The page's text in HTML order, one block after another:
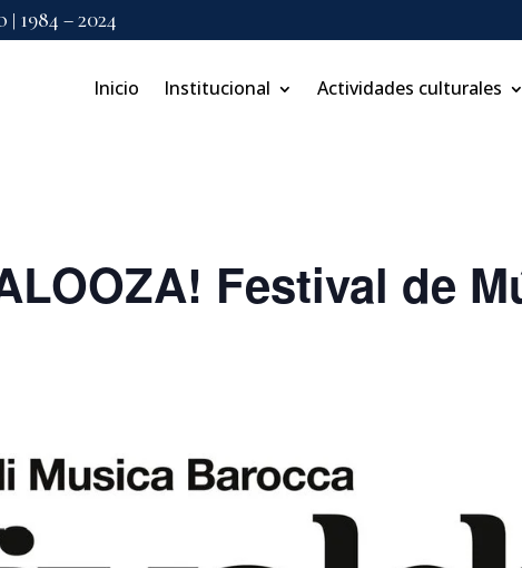
1984 – 2024
Inicio Institucional Actividades culturales
Festival de